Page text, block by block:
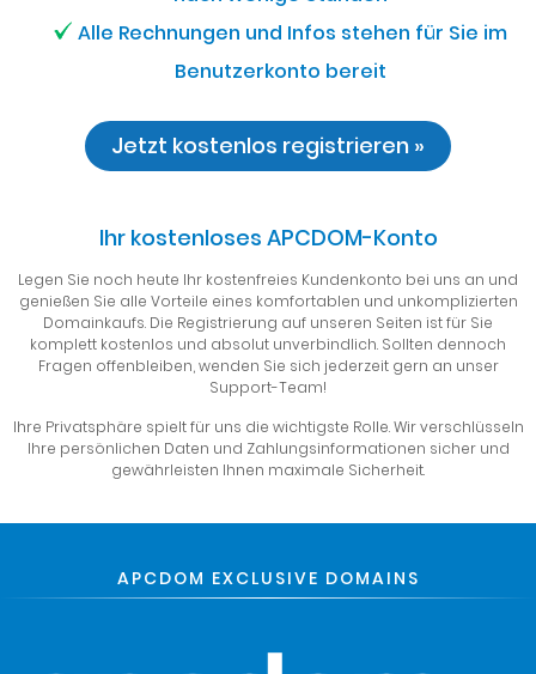
Alle Rechnungen und Infos stehen für Sie im
Benutzerkonto bereit
Jetzt kostenlos registrieren »
Ihr kostenloses APCDOM-Konto
Legen Sie noch heute Ihr kostenfreies Kundenkonto bei uns an und
genießen Sie alle Vorteile eines komfortablen und unkomplizierten
Domainkaufs. Die Registrierung auf unseren Seiten ist für Sie
komplett kostenlos und absolut unverbindlich. Sollten dennoch
Fragen offenbleiben, wenden Sie sich jederzeit gern an unser
Support-Team!
Ihre Privatsphäre spielt für uns die wichtigste Rolle. Wir verschlüsseln
Ihre persönlichen Daten und Zahlungsinformationen sicher und
gewährleisten Ihnen maximale Sicherheit.
APCDOM EXCLUSIVE DOMAINS